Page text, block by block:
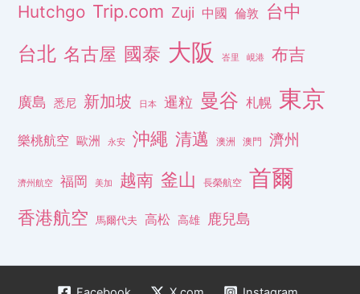
Hutchgo Trip.com Zuji 中國 倫敦 台中
台北 名古屋 國泰 大阪 峇里 峴港 布吉
廣島 悉尼 新加坡 日本 暹粒 曼谷 札幌 東京
樂桃航空 歐洲 永安 沖繩 清邁 澳洲 澳門 濟州
濟州航空 福岡 美加 越南 釜山 長榮航空 首爾
香港航空 馬爾代夫 高松 高雄 鹿兒島